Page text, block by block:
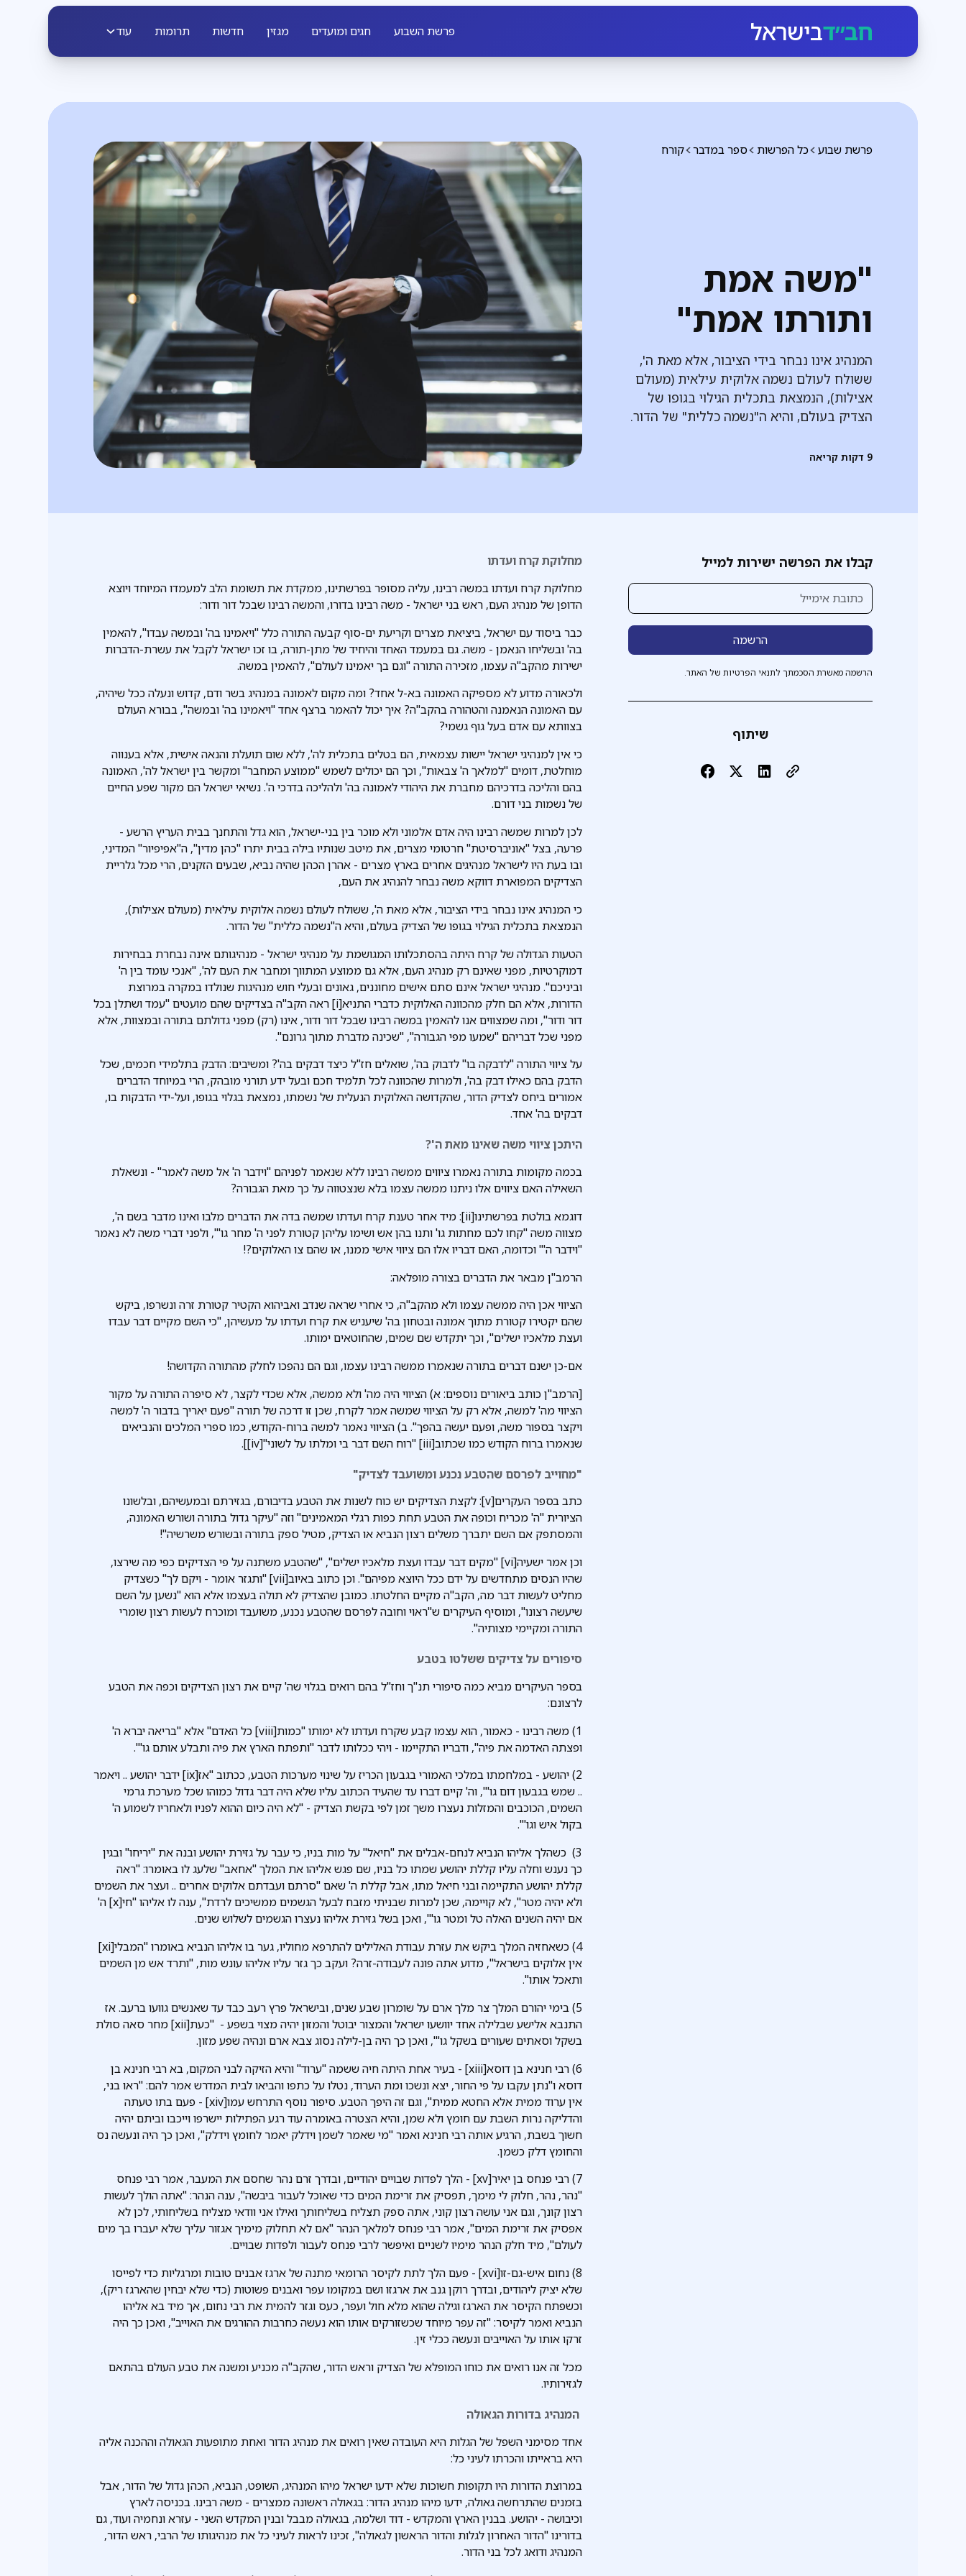
חב״דבישראל פרשת השבוע חגים ומועדים מגזין חדשות תרומות עוד
קורח ספר במדבר כל הפרשות פרשת שבוע
"משה אמת
ותורתו אמת"
המנהיג אינו נבחר בידי הציבור, אלא מאת ה',
ששולח לעולם נשמה אלוקית עילאית (מעולם
אצילות), הנמצאת בתכלית הגילוי בגופו של
הצדיק בעולם, והיא ה"נשמה כללית" של הדור.
9 דקות קריאה
קבלו את הפרשה ישירות למייל
הרשמה מאשרת הסכמתך לתנאי הפרטיות של האתר.
שיתוף
מחלוקת קרח ועדתו
מחלוקת קרח ועדתו במשה רבינו, עליה מסופר בפרשתינו, ממקדת את תשומת הלב למעמדו המיוחד ויוצא
הדופן של מנהיג העם, ראש בני ישראל - משה רבינו בדורו, והמשה רבינו שבכל דור ודור:
כבר ביסוד עם ישראל, ביציאת מצרים וקריעת ים-סוף קבעה התורה כלל "ויאמינו בה' ובמשה עבדו", להאמין
בה' ובשליחו הנאמן - משה. גם במעמד האחד והיחיד של מתן-תורה, בו זכו ישראל לקבל את עשרת-הדברות
ישירות מהקב"ה עצמו, מזכירה התורה "וגם בך יאמינו לעולם", להאמין במשה.
ולכאורה מדוע לא מספיקה האמונה בא-ל אחד? ומה מקום לאמונה במנהיג בשר ודם, קדוש ונעלה ככל שיהיה,
עם האמונה הנאמנה והטהורה בהקב"ה? איך יכול להאמר ברצף אחד "ויאמינו בה' ובמשה", בבורא העולם
בצוותא עם אדם בעל גוף גשמי?
כי אין למנהיגי ישראל יישות עצמאית, הם בטלים בתכלית לה', ללא שום תועלת והנאה אישית, אלא בענווה
מוחלטת, דומים "למלאך ה' צבאות", וכך הם יכולים לשמש "ממוצע המחבר" ומקשר בין ישראל לה', האמונה
בהם והליכה בדרכיהם מחברת את היהודי לאמונה בה' ולהליכה בדרכי ה'. נשיאי ישראל הם מקור שפע החיים
של נשמות בני דורם.
לכן למרות שמשה רבינו היה אדם אלמוני ולא מוכר בין בני-ישראל, הוא גדל והתחנך בבית העריץ הרשע -
פרעה, בצל "אוניברסיטת" חרטומי מצרים, את מיטב שנותיו בילה בבית יתרו "כהן מדין", ה"אפיפיור" המדיני,
ובו בעת היו לישראל מנהיגים אחרים בארץ מצרים - אהרן הכהן שהיה נביא, שבעים הזקנים, הרי מכל גלריית
הצדיקים המפוארת דווקא משה נבחר להנהיג את העם,
כי המנהיג אינו נבחר בידי הציבור, אלא מאת ה', ששולח לעולם נשמה אלוקית עילאית (מעולם אצילות),
הנמצאת בתכלית הגילוי בגופו של הצדיק בעולם, והיא ה"נשמה כללית" של הדור.
הטעות הגדולה של קרח היתה בהסתכלותו המגושמת על מנהיגי ישראל - מנהיגותם אינה נבחרת בבחירות
דמוקרטיות, מפני שאינם רק מנהיג העם, אלא גם ממוצע המתווך ומחבר את העם לה', "אנכי עומד בין ה'
וביניכם". מנהיגי ישראל אינם סתם אישים מחוננים, גאונים ובעלי חוש מנהיגות שנולדו במקרה במרוצת
הדורות, אלא הם חלק מהכוונה האלוקית כדברי התניא[i] ראה הקב"ה בצדיקים שהם מועטים "עמד ושתלן בכל
דור ודור", ומה שמצווים אנו להאמין במשה רבינו שבכל דור ודור, אינו (רק) מפני גדולתם בתורה ובמצוות, אלא
מפני שכל דבריהם "שמעו מפי הגבורה", "שכינה מדברת מתוך גרונם".
על ציווי התורה "לדבקה בו" לדבוק בה', שואלים חז"ל כיצד דבקים בה'? ומשיבים: הדבק בתלמידי חכמים, שכל
הדבק בהם כאילו דבק בה', ולמרות שהכוונה לכל תלמיד חכם ובעל ידע תורני מובהק, הרי במיוחד הדברים
אמורים ביחס לצדיק הדור, שהקדושה האלוקית הנעלית של נשמתו, נמצאת בגלוי בגופו, ועל-ידי הדבקות בו,
דבקים בה' אחד.
היתכן ציווי משה שאינו מאת ה'?
בכמה מקומות בתורה נאמרו ציווים ממשה רבינו ללא שנאמר לפניהם "וידבר ה' אל משה לאמר" - ונשאלת
השאילה האם ציווים אלו ניתנו ממשה עצמו בלא שנצטווה על כך מאת הגבורה?
דוגמא בולטת בפרשתינו[ii]: מיד אחר טענת קרח ועדתו שמשה בדה את הדברים מלבו ואינו מדבר בשם ה',
מצווה משה "קחו לכם מחתות גו' ותנו בהן אש ושימו עליהן קטורת לפני ה' מחר גו'", ולפני דברי משה לא נאמר
"וידבר ה'" וכדומה, האם דבריו אלו הם ציווי אישי ממנו, או שהם צו האלוקים?!
הרמב"ן מבאר את הדברים בצורה מופלאה:
הציווי אכן היה ממשה עצמו ולא מהקב"ה, כי אחרי שראה שנדב ואביהוא הקטיר קטורת זרה ונשרפו, ביקש
שהם יקטירו קטורת מתוך אמונה ובטחון בה' שיעניש את קרח ועדתו על מעשיהן, "כי השם מקיים דבר עבדו
ועצת מלאכיו ישלים", וכך יתקדש שם שמים, שהחוטאים ימותו.
אם-כן ישנם דברים בתורה שנאמרו ממשה רבינו עצמו, וגם הם נהפכו לחלק מהתורה הקדושה!
[הרמב"ן כותב ביאורים נוספים: א) הציווי היה מה' ולא ממשה, אלא שכדי לקצר, לא סיפרה התורה על מקור
הציווי מה' למשה, אלא רק על הציווי שמשה אמר לקרח, שכן זו דרכה של תורה "פעם יאריך בדבור ה' למשה
ויקצר בספור משה, ופעם יעשה בהפך". ב) הציווי נאמר למשה ברוח-הקודש, כמו ספרי המלכים והנביאים
שנאמרו ברוח הקודש כמו שכתוב[iii] "רוח השם דבר בי ומלתו על לשוני"[iv]].
"מחוייב לפרסם שהטבע נכנע ומשועבד לצדיק"
כתב בספר העקרים[v]: לקצת הצדיקים יש כוח לשנות את הטבע בדיבורם, בגזירתם ובמעשיהם, ובלשונו
הציורית "ה' מכריח וכופה את הטבע תחת כפות רגלי המאמינים" וזה "עיקר גדול בתורה ושורש האמונה,
והמסתפק אם השם יתברך משלים רצון הנביא או הצדיק, מטיל ספק בתורה ובשורש משרשיה"!
וכן אמר ישעיה[vi] "מקים דבר עבדו ועצת מלאכיו ישלים", "שהטבע משתנה על פי הצדיקים כפי מה שירצו,
שהיו הנסים מתחדשים על ידם ככל היוצא מפיהם". וכן כתוב באיוב[vii] "ותגזר אומר - ויקם לך" כשצדיק
מחליט לעשות דבר מה, הקב"ה מקיים החלטתו. כמובן שהצדיק לא תולה בעצמו אלא הוא "נשען על השם
שיעשה רצונו", ומוסיף העיקרים ש"ראוי וחובה לפרסם שהטבע נכנע, משועבד ומוכרח לעשות רצון שומרי
התורה ומקיימי מצותיה".
סיפורים על צדיקים ששלטו בטבע
בספר העיקרים מביא כמה סיפורי תנ"ך וחז"ל בהם רואים בגלוי שה' קיים את רצון הצדיקים וכפה את הטבע
לרצונם:
1) משה רבינו - כאמור, הוא עצמו קבע שקרח ועדתו לא ימותו "כמות[viii] כל האדם" אלא "בריאה יברא ה'
ופצתה האדמה את פיה", ודבריו התקיימו - ויהי ככלותו לדבר "ותפתח הארץ את פיה ותבלע אותם גו'".
2) יהושע - במלחמתו במלכי האמורי בגבעון הכריז על שינוי מערכות הטבע, ככתוב "אז[ix] ידבר יהושע .. ויאמר
.. שמש בגבעון דום גו'", וה' קיים דברו עד שהעיד הכתוב עליו שלא היה דבר גדול כמוהו שכל מערכת גרמי
השמים, הכוכבים והמזלות נעצרו משך זמן לפי בקשת הצדיק - "לא היה כיום ההוא לפניו ולאחריו לשמוע ה'
בקול איש וגו'".
3) כשהלך אליהו הנביא לנחם-אבלים את "חיאל" על מות בניו, כי עבר על גזירת יהושע ובנה את "יריחו" ובגין
כך נענש וחלה עליו קללת יהושע שמתו כל בניו, שם פגש אליהו את המלך "אחאב" שלעג לו באומרו: "ראה
קללת יהושע התקיימה ובני חיאל מתו, אבל קללת ה' שאם "סרתם ועבדתם אלוקים אחרים .. ועצר את השמים
ולא יהיה מטר", לא קויימה, שכן למרות שבניתי מזבח לבעל הגשמים ממשיכים לרדת", ענה לו אליהו "חי[x] ה'
אם יהיה השנים האלה טל ומטר גו'", ואכן בשל גזירת אליהו נעצרו הגשמים לשלוש שנים.
4) כשאחזיה המלך ביקש את עזרת עבודת האלילים להתרפא מחוליו, גער בו אליהו הנביא באומרו "המבלי[xi]
אין אלוקים בישראל", מדוע אתה פונה לעבודה-זרה? ועקב כך גזר עליו אליהו עונש מות, "ותרד אש מן השמים
ותאכל אותו".
5) בימי יהורם המלך צר מלך ארם על שומרון שבע שנים, ובישראל פרץ רעב כבד עד שאנשים גוועו ברעב. אז
התנבא אלישע שבלילה אחד יוושעו ישראל והמצור יבוטל והמזון יהיה מצוי בשפע - "כעת[xii] מחר סאה סולת
בשקל וסאתים שעורים בשקל גו'", ואכן כך היה בן-לילה נסוג צבא ארם ונהיה שפע מזון.
6) רבי חנינא בן דוסא[xiii] - בעיר אחת היתה חיה ששמה "ערוד" והיא הזיקה לבני המקום, בא רבי חנינא בן
דוסא ו"נתן עקבו על פי החור, יצא ונשכו ומת הערוד, נטלו על כתפו והביאו לבית המדרש אמר להם: "ראו בני,
אין ערוד ממית אלא החטא ממית", וגם זה היפך הטבע. סיפור נוסף התרחש עמו[xiv] - פעם בתו טעתה
והדליקה נרות השבת עם חומץ ולא שמן, והיא הצטרה באומרה עוד רגע הפתילות יישרפו וייכבו וביתם יהיה
חשוך בשבת, הרגיע אותה רבי חנינא ואמר "מי שאמר לשמן וידלק יאמר לחומץ וידלק", ואכן כך היה ונעשה נס
והחומץ דלק כשמן.
7) רבי פנחס בן יאיר[xv] - הלך לפדות שבויים יהודיים, ובדרך זרם נהר שחסם את המעבר, אמר רבי פנחס
"נהר, נהר, חלוק לי מימך, תפסיק את זרימת המים כדי שאוכל לעבור ביבשה", ענה הנהר: "אתה הולך לעשות
רצון קונך, וגם אני עושה רצון קוני, אתה ספק תצליח בשליחותך ואילו אני וודאי מצליח בשליחותי, לכן לא
אפסיק את זרימת המים", אמר רבי פנחס למלאך הנהר "אם לא תחלוק מימיך אגזור עליך שלא יעברו בך מים
לעולם", מיד חלק הנהר מימיו לשניים ואיפשר לרבי פנחס לעבור ולפדות שבויים.
8) נחום איש-גם-זו[xvi] - פעם הלך לתת לקיסר הרומאי מתנה של ארגז אבנים טובות ומרגליות כדי לפייסו
שלא יציק ליהודים, ובדרך רוקן גנב את ארגזו ושם במקומו עפר ואבנים פשוטות (כדי שלא יבחין שהארגז ריק),
וכשפתח הקיסר את הארגז וגילה שהוא מלא חול ועפר, כעס וגזר להמית את רבי נחום, אך מיד בא אליהו
הנביא ואמר לקיסר: "זה עפר מיוחד שכשזורקים אותו הוא נעשה כחרבות ההורגים את האוייב", ואכן כך היה
זרקו אותו על האוייבים ונעשה ככלי זין.
מכל זה אנו רואים את כוחו המופלא של הצדיק וראש הדור, שהקב"ה מכניע ומשנה את טבע העולם בהתאם
לגזירותיו.
המנהיג בדורות הגאולה
אחד מסימני השפל של הגלות היא העובדה שאין רואים את מנהיג הדור ואחת מתופעות הגאולה וההכנה אליה
היא בראייתו והכרתו לעיני כל:
במרוצת הדורות היו תקופות חשוכות שלא ידעו ישראל מיהו המנהיג, השופט, הנביא, הכהן גדול של הדור, אבל
בזמנים שהתרחשה גאולה, ידעו מיהו מנהיג הדור: בגאולה ראשונה ממצרים - משה רבינו. בכניסה לארץ
וכיבושה - יהושע. בבנין הארץ והמקדש - דוד ושלמה, בגאולה מבבל ובנין המקדש השני - עזרא ונחמיה ועוד, גם
בדורינו "הדור האחרון לגלות והדור הראשון לגאולה", זכינו לראות לעיני כל את מנהיגותו של הרבי, ראש הדור,
המנהיג ודואג לכל בני הדור.